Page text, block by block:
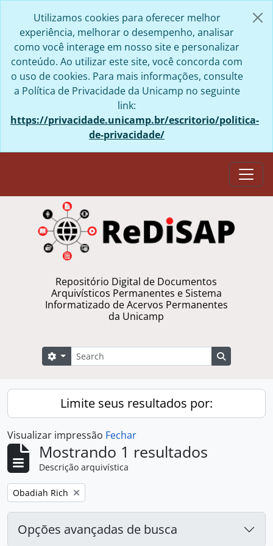
Utilizamos cookies para oferecer melhor
experiência, melhorar o desempenho, analisar
como você interage em nosso site e personalizar
conteúdo. Ao utilizar este site, você concorda com
o uso de cookies. Para mais informações, consulte
a Política de Privacidade da Unicamp no seguinte
link:
https://privacidade.unicamp.br/escritorio/politica-
de-privacidade/
Repositório Digital de Documentos
Arquivísticos Permanentes e Sistema
Informatizado de Acervos Permanentes
da Unicamp
Buscar
Opções de busca
Limite seus resultados por:
Visualizar impressão Fechar
Mostrando 1 resultados
Descrição arquivística
Remover filtro:
Obadiah Rich
Opções avançadas de busca